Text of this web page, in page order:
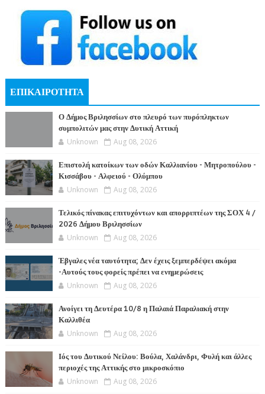
ΕΠΙΚΑΙΡΟΤΗΤΑ
Ο Δήμος Βριλησσίων στο πλευρό των πυρόπληκτων
συμπολιτών μας στην Δυτική Αττική
Unknown Aug 08, 2026
Επιστολή κατοίκων των οδών Καλλιανίου - Μητροπούλου -
Κισσάβου - Αλφειού - Ολύμπου
Unknown Aug 08, 2026
Τελικός πίνακας επιτυχόντων και απορριπτέων της ΣΟΧ 4 /
2026 Δήμου Βριλησσίων
Unknown Aug 08, 2026
Έβγαλες νέα ταυτότητα; Δεν έχεις ξεμπερδέψει ακόμα
-Αυτούς τους φορείς πρέπει να ενημερώσεις
Unknown Aug 08, 2026
Ανοίγει τη Δευτέρα 10/8 η Παλαιά Παραλιακή στην
Καλλιθέα
Unknown Aug 08, 2026
Ιός του Δυτικού Νείλου: Βούλα, Χαλάνδρι, Φυλή και άλλες
περιοχές της Αττικής στο μικροσκόπιο
Unknown Aug 08, 2026